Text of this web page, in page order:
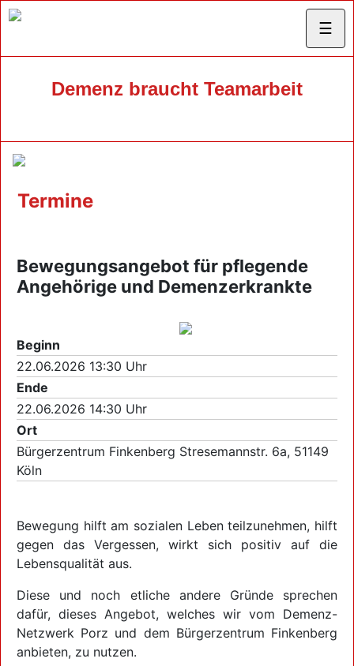
☰
Demenz braucht Teamarbeit
Termine
Bewegungsangebot für pflegende
Angehörige und Demenzerkrankte
Beginn
22.06.2026 13:30 Uhr
Ende
22.06.2026 14:30 Uhr
Ort
Bürgerzentrum Finkenberg Stresemannstr. 6a, 51149
Köln
Bewegung hilft am sozialen Leben teilzunehmen, hilft
gegen das Vergessen, wirkt sich positiv auf die
Lebensqualität aus.
Diese und noch etliche andere Gründe sprechen
dafür, dieses Angebot, welches wir vom Demenz-
Netzwerk Porz und dem Bürgerzentrum Finkenberg
anbieten, zu nutzen.